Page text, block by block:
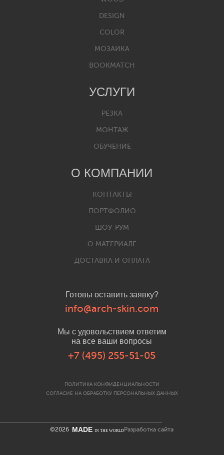
Готовы оставить заявку?
info@arch-skin.com
Мы с удовольствием ответим
на все ваши вопросы
+7 (495) 255-51-05
ПОЛИТИКА КОНФИДЕНЦИАЛЬНОСТИ
СОГЛАСИЕ НА ОБРАБОТКУ ПЕРСОНАЛЬНЫХ ДАННЫХ
DESIGN
COLOR
МОЗАИКА
BOOKMATCH
УСЛУГИ
РЕЗКА
МОНТАЖ
ОБУЧЕНИЕ
О КОМПАНИИ
КОНТАКТЫ
ПОРТФОЛИО
ШОУ-РУМ
О МАТЕРИАЛЕ
ДОСТАВКА И ОПЛАТА
©2026 MADEIN THE WORLD Разработка сайта